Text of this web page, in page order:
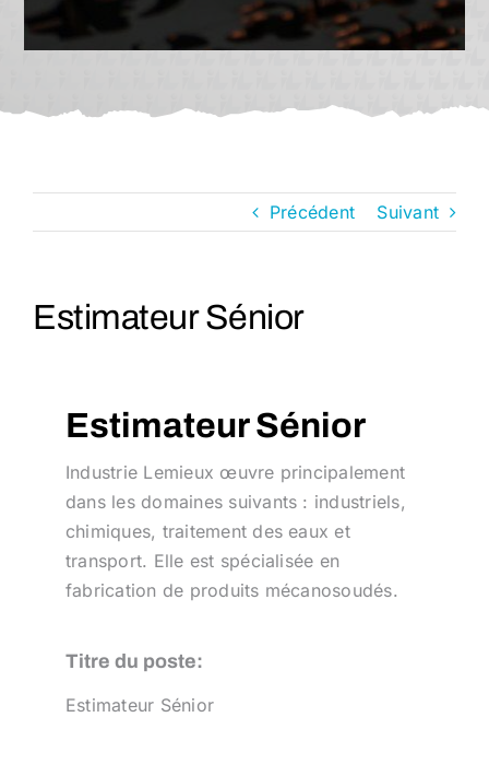
Nous joindre
Français
Précédent Suivant
Estimateur Sénior
Estimateur Sénior
Industrie Lemieux œuvre principalement
dans les domaines suivants : industriels,
chimiques, traitement des eaux et
transport. Elle est spécialisée en
fabrication de produits mécanosoudés.
Titre du poste:
Estimateur Sénior